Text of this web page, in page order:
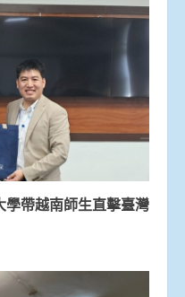
帶越南師生直擊臺灣